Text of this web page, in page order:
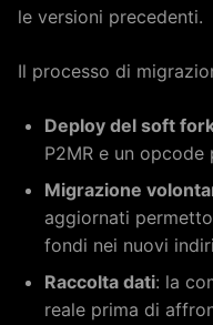
le versioni precedenti.
Il processo di
Deploy del soft
P2MR e un
Migrazione
aggiornati
fondi nei nuovi
Raccolta dati: la
reale prima di